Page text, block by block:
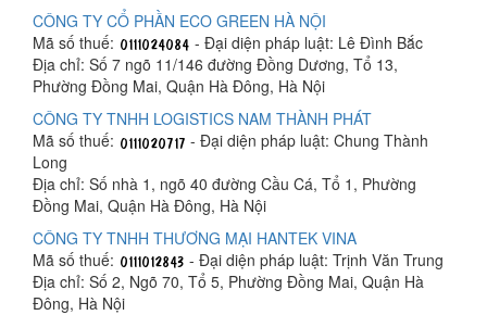
CÔNG TY CỔ PHẦN ECO GREEN HÀ NỘI
Mã số thuế:
- Đại diện pháp luật: Lê Đình Bắc
Địa chỉ: Số 7 ngõ 11/146 đường Đồng Dương, Tổ 13,
Phường Đồng Mai, Quận Hà Đông, Hà Nội
CÔNG TY TNHH LOGISTICS NAM THÀNH PHÁT
Mã số thuế:
- Đại diện pháp luật: Chung Thành
Long
Địa chỉ: Số nhà 1, ngõ 40 đường Cầu Cá, Tổ 1, Phường
Đồng Mai, Quận Hà Đông, Hà Nội
CÔNG TY TNHH THƯƠNG MẠI HANTEK VINA
Mã số thuế:
- Đại diện pháp luật: Trịnh Văn Trung
Địa chỉ: Số 2, Ngõ 70, Tổ 5, Phường Đồng Mai, Quận Hà
Đông, Hà Nội